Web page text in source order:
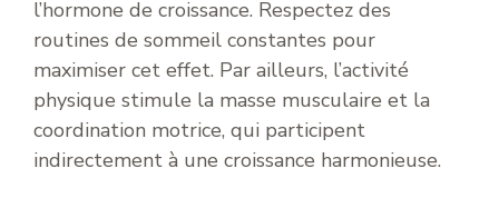
l’hormone de croissance. Respectez des
routines de sommeil constantes pour
maximiser cet effet. Par ailleurs, l’activité
physique stimule la masse musculaire et la
coordination motrice, qui participent
indirectement à une croissance harmonieuse.